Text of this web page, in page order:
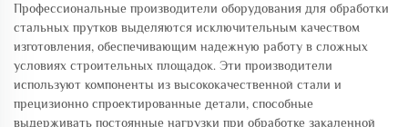
Профессиональные производители оборудования для обработки
стальных прутков выделяются исключительным качеством
изготовления, обеспечивающим надежную работу в сложных
условиях строительных площадок. Эти производители
используют компоненты из высококачественной стали и
прецизионно спроектированные детали, способные
выдерживать постоянные нагрузки при обработке закаленной